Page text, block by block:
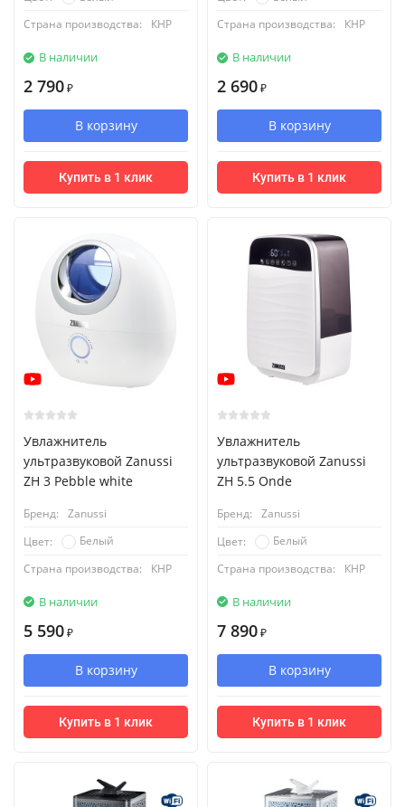
Страна производства:
КНР
В наличии
2 790 ₽
В корзину
Купить в 1 клик
Страна производства:
КНР
В наличии
2 690 ₽
В корзину
Купить в 1 клик
Увлажнитель
ультразвуковой Zanussi
ZH 3 Pebble white
Бренд:
Zanussi
Цвет:
Белый
Страна производства:
КНР
В наличии
5 590 ₽
В корзину
Купить в 1 клик
Увлажнитель
ультразвуковой Zanussi
ZH 5.5 Onde
Бренд:
Zanussi
Цвет:
Белый
Страна производства:
КНР
В наличии
7 890 ₽
В корзину
Купить в 1 клик